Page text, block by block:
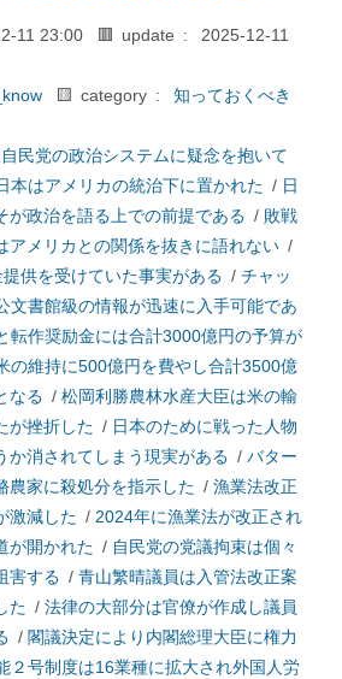
11 23:00 🟥 update :
2025-12-11
🟨 category :
知っておくべき
民党の政治システムに疑念を抱いて
本はアメリカの統治下に置かれた / 日
が政治を語る上での前提である / 敗戦
アメリカとの関係を抜きに語れない /
供を受けていた事実がある / チャッ
文書館級の情報が迅速に入手可能であ
転作奨励金には合計3000億円の予算が
の維持に500億円を費やし合計3500億
なる / 松岡利勝農林水産大臣は米の輸
が挫折した / 日本のために戦った人物
か消されてしまう現実がある / バター
農家に殺処分を指示した / 漁業法改正
激減した / 2024年に漁業法が改正され
が開かれた / 自民党の党議拘束は個々
害する / 青山繁晴議員は入管法改正案
た / 法律の大部分は官僚が作成し議員
/ 閣議決定により内閣総理大臣に権力
２号制度は16業種に拡大され外国人労